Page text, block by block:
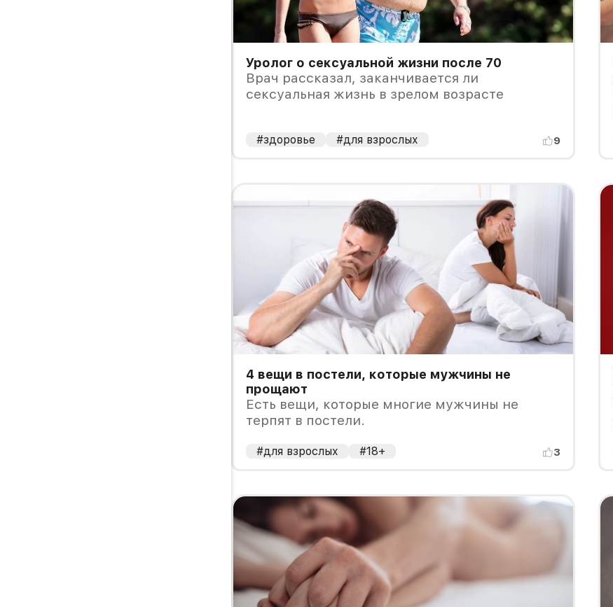
Уролог о сексуальной жизни после 70
Врач рассказал, заканчивается ли
сексуальная жизнь в зрелом возрасте
#здоровье #для взрослых 9
4 вещи в постели, которые мужчины не
прощают
Есть вещи, которые многие мужчины не
терпят в постели.
#для взрослых #18+ 3